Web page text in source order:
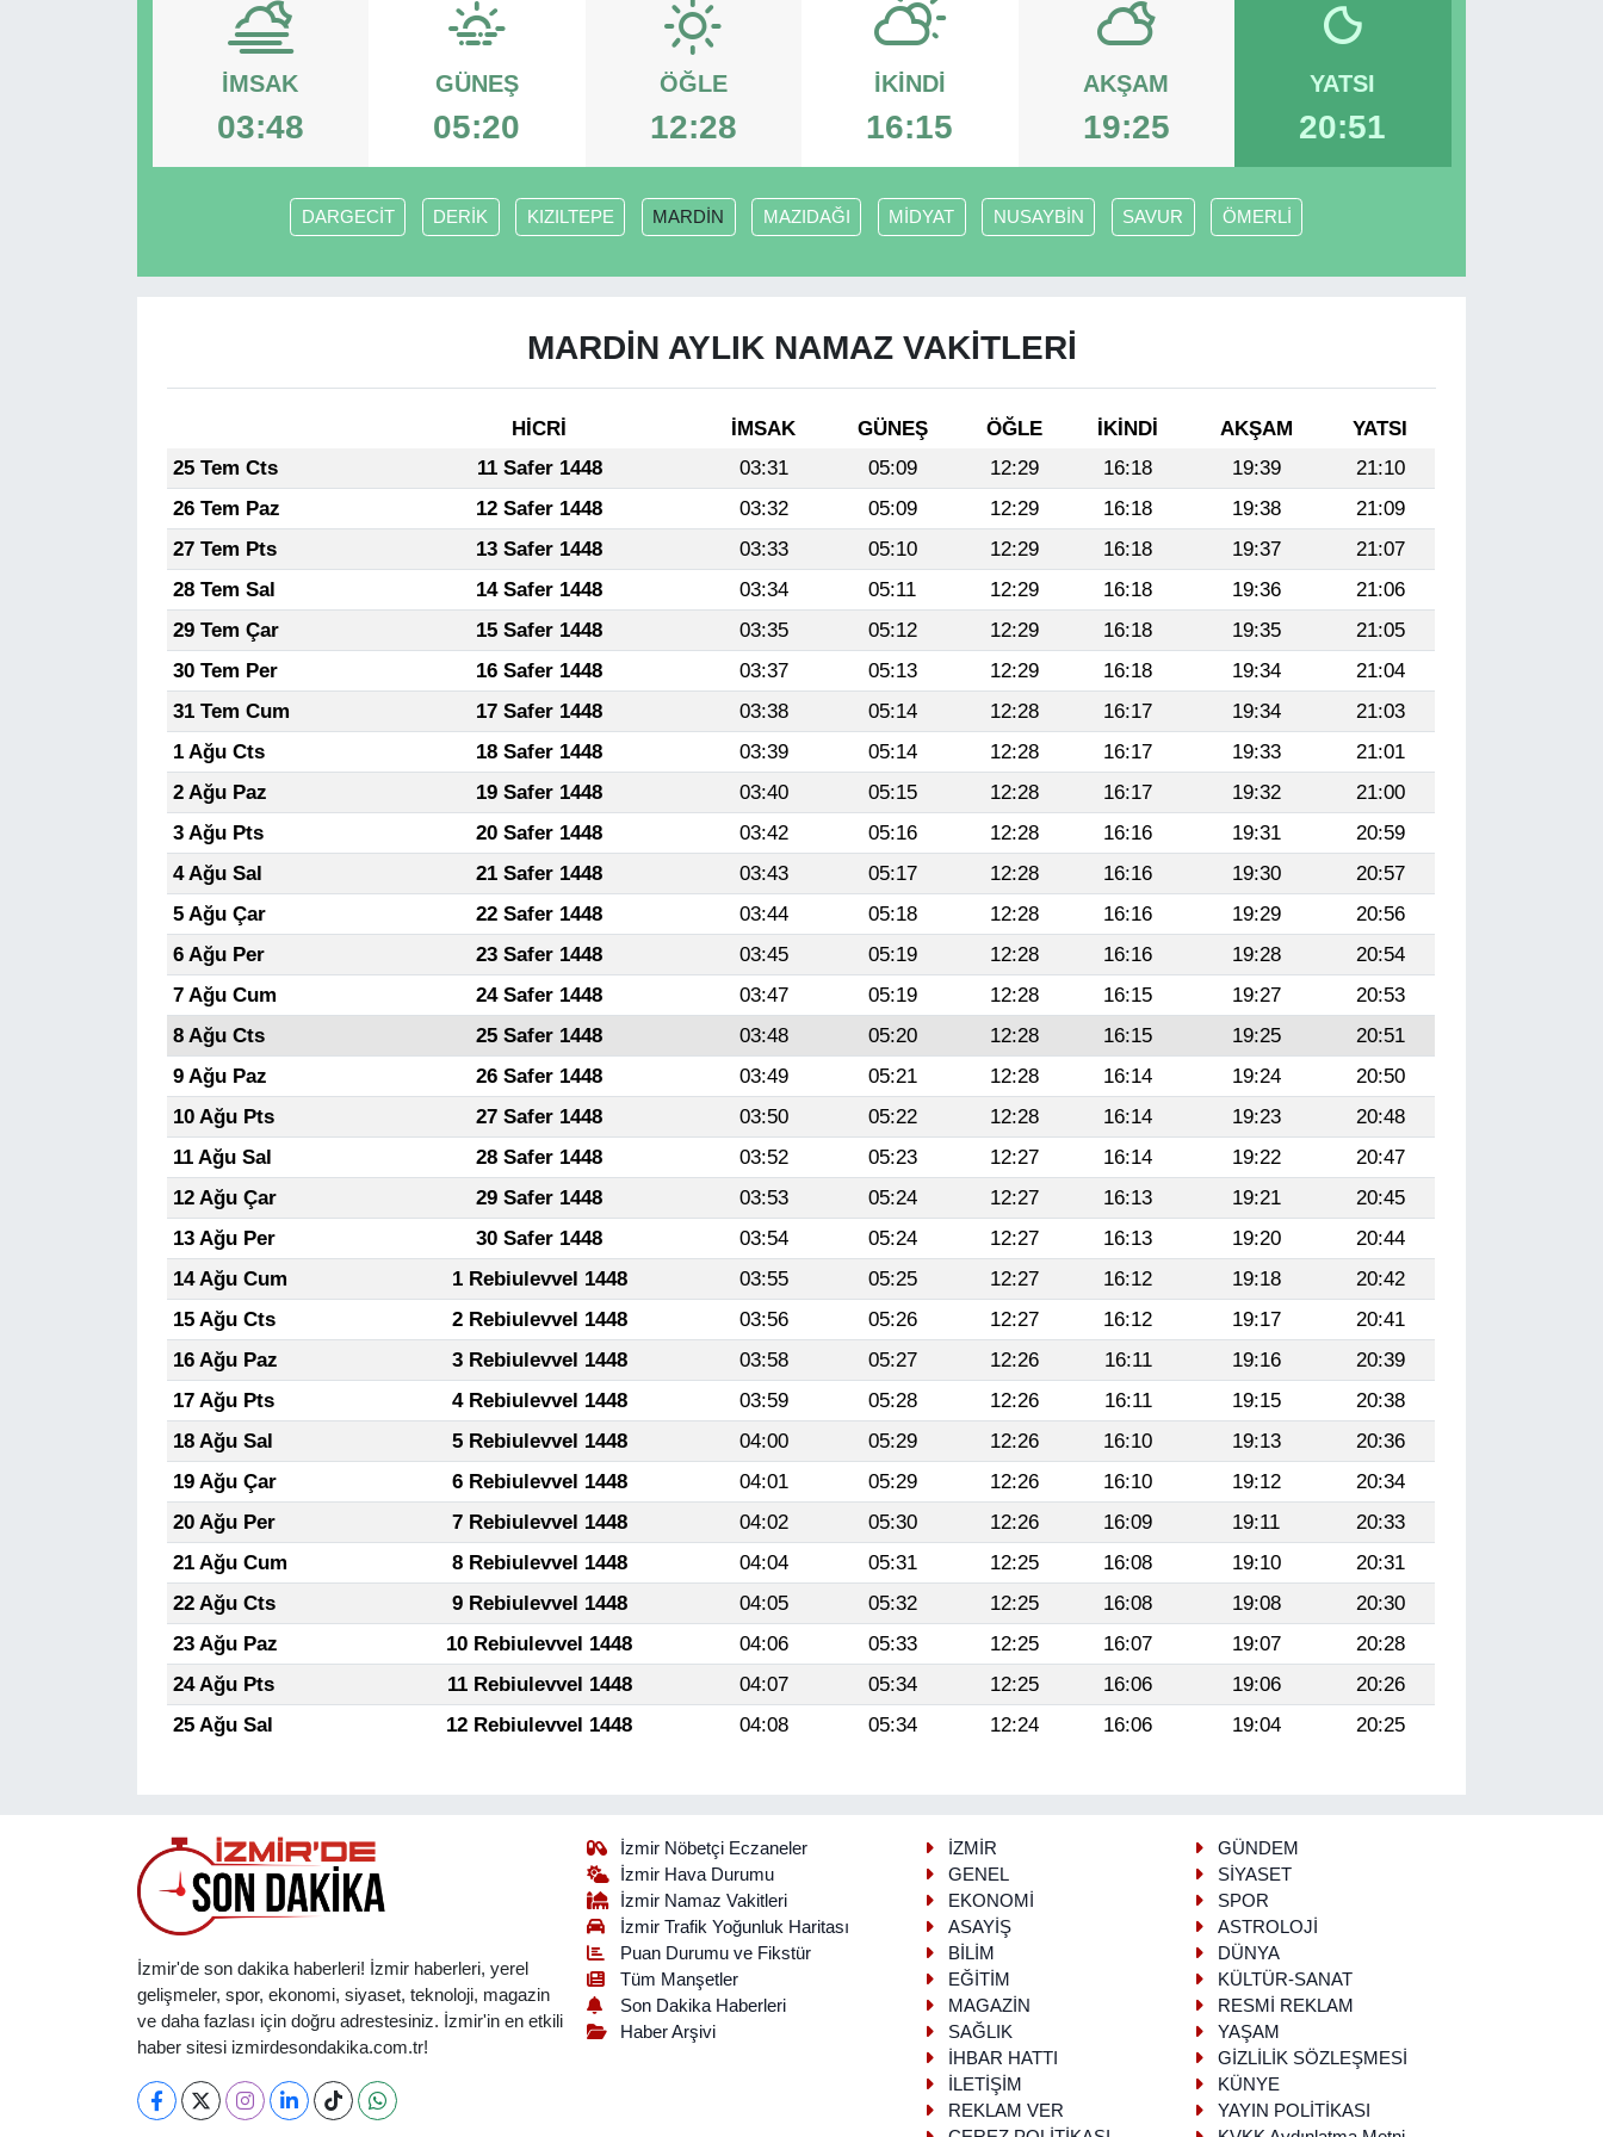
İMSAK
03:48
GÜNEŞ
05:20
ÖĞLE
12:28
İKINDI
16:15
AKŞAM
19:25
YATSI
20:51
DARGECİT DERİK KIZILTEPE MARDİN MAZIDAĞI MİDYAT NUSAYBİN SAVUR ÖMERLİ
MARDİN AYLIK NAMAZ VAKITLERI
HİCRİ İMSAK GÜNEŞ ÖĞLE İKINDI AKŞAM
YATSI
25 Tem Cts
11 Safer 1448 03:31 05:09 12:29 16:18 19:39
21:10
26 Tem Paz
12 Safer 1448 03:32 05:09 12:29 16:18 19:38
21:09
27 Tem Pts
13 Safer 1448 03:33 05:10 12:29 16:18 19:37
21:07
28 Tem Sal
14 Safer 1448 03:34 05:11 12:29 16:18 19:36
21:06
29 Tem Çar
15 Safer 1448 03:35 05:12 12:29 16:18 19:35
21:05
30 Tem Per
16 Safer 1448 03:37 05:13 12:29 16:18 19:34
21:04
31 Tem Cum
17 Safer 1448 03:38 05:14 12:28 16:17 19:34
21:03
1 Ağu Cts
18 Safer 1448 03:39 05:14 12:28 16:17 19:33
21:01
2 Ağu Paz
19 Safer 1448 03:40 05:15 12:28 16:17 19:32
21:00
3 Ağu Pts
20 Safer 1448 03:42 05:16 12:28 16:16 19:31
20:59
4 Ağu Sal
21 Safer 1448 03:43 05:17 12:28 16:16 19:30
20:57
5 Ağu Çar
22 Safer 1448 03:44 05:18 12:28 16:16 19:29
20:56
6 Ağu Per
23 Safer 1448 03:45 05:19 12:28 16:16 19:28
20:54
7 Ağu Cum
24 Safer 1448 03:47 05:19 12:28 16:15 19:27
20:53
8 Ağu Cts
25 Safer 1448 03:48 05:20 12:28 16:15 19:25
20:51
9 Ağu Paz
26 Safer 1448 03:49 05:21 12:28 16:14 19:24
20:50
10 Ağu Pts
27 Safer 1448 03:50 05:22 12:28 16:14 19:23
20:48
11 Ağu Sal
28 Safer 1448 03:52 05:23 12:27 16:14 19:22
20:47
12 Ağu Çar
29 Safer 1448 03:53 05:24 12:27 16:13 19:21
20:45
13 Ağu Per
30 Safer 1448 03:54 05:24 12:27 16:13 19:20
20:44
14 Ağu Cum
1 Rebiulevvel 1448 03:55 05:25 12:27 16:12 19:18
20:42
15 Ağu Cts
2 Rebiulevvel 1448 03:56 05:26 12:27 16:12 19:17
20:41
16 Ağu Paz
3 Rebiulevvel 1448 03:58 05:27 12:26 16:11 19:16
20:39
17 Ağu Pts
4 Rebiulevvel 1448 03:59 05:28 12:26 16:11 19:15
20:38
18 Ağu Sal
5 Rebiulevvel 1448 04:00 05:29 12:26 16:10 19:13
20:36
19 Ağu Çar
6 Rebiulevvel 1448 04:01 05:29 12:26 16:10 19:12
20:34
20 Ağu Per
7 Rebiulevvel 1448 04:02 05:30 12:26 16:09 19:11
20:33
21 Ağu Cum
8 Rebiulevvel 1448 04:04 05:31 12:25 16:08 19:10
20:31
22 Ağu Cts
9 Rebiulevvel 1448 04:05 05:32 12:25 16:08 19:08
20:30
23 Ağu Paz
10 Rebiulevvel 1448 04:06 05:33 12:25 16:07 19:07
20:28
24 Ağu Pts
11 Rebiulevvel 1448 04:07 05:34 12:25 16:06 19:06
20:26
25 Ağu Sal
12 Rebiulevvel 1448 04:08 05:34 12:24 16:06 19:04 20:25
İzmir'de son dakika haberleri! İzmir haberleri, yerel
gelişmeler, spor, ekonomi, siyaset, teknoloji, magazin
ve daha fazlası için doğru adrestesiniz. İzmir'in en etkili
haber sitesi izmirdesondakika.com.tr!
İzmir Nöbetçi Eczaneler
İzmir Hava Durumu
İzmir Namaz Vakitleri
İzmir Trafik Yoğunluk Haritası
Puan Durumu ve Fikstür
Tüm Manşetler
Son Dakika Haberleri
Haber Arşivi
İZMİR
GÜNDEM
GENEL
SİYASET
EKONOMİ
SPOR
ASAYİŞ
ASTROLOJİ
BİLİM
DÜNYA
EĞİTİM
KÜLTÜR-SANAT
MAGAZİN
RESMİ REKLAM
SAĞLIK
YAŞAM
İHBAR HATTI
GİZLİLİK SÖZLEŞMESİ
İLETİŞİM
KÜNYE
REKLAM VER
YAYIN POLİTİKASI